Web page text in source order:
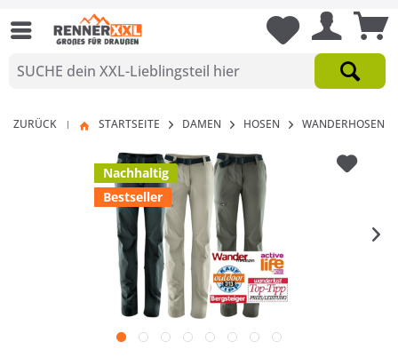
ZURÜCK | STARTSEITE DAMEN HOSEN WANDERHOSEN
Nachhaltig
Bestseller